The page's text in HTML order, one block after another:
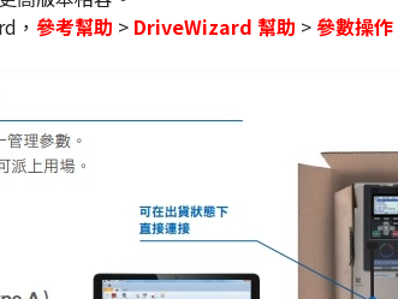
，參考幫助 > DriveWizard 幫助 >參數操作